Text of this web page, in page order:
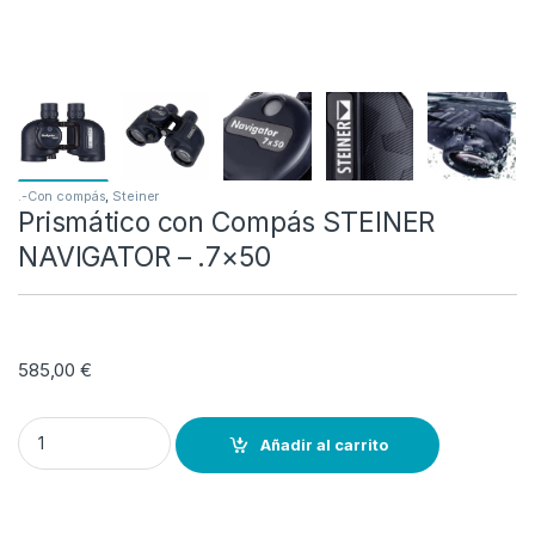
.-Con compás, Steiner
Prismático con Compás STEINER
NAVIGATOR – .7×50
585,00€
Prismático con Compás STEINER NAVIGATOR – .7×50 quantity
Añadir al carrito